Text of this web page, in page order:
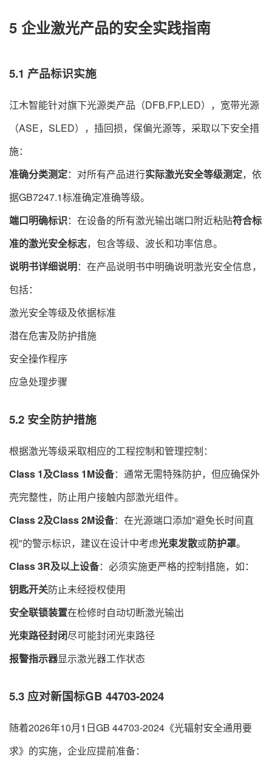
5 企业激光产品的安全实践指南
5.1 产品标识实施
江木智能针对旗下光源类产品（DFB,FP,LED），宽带光源
（ASE，SLED），插回损，保偏光源等，采取以下安全措
施：
准确分类测定：对所有产品进行实际激光安全等级测定，依
据GB7247.1标准确定准确等级。
端口明确标识：在设备的所有激光输出端口附近粘贴符合标
准的激光安全标志，包含等级、波长和功率信息。
说明书详细说明​：在产品说明书中明确说明激光安全信息，
包括：
激光安全等级及依据标准
潜在危害及防护措施
安全操作程序
应急处理步骤
5.2 安全防护措施
根据激光等级采取相应的工程控制和管理控制：
Class 1及Class 1M设备​：通常无需特殊防护，但应确保外
壳完整性，防止用户接触内部激光组件。
Class 2及Class 2M设备​：在光源端口添加"避免长时间直
视"的警示标识，建议在设计中考虑光束发散或防护罩。
Class 3R及以上设备​：必须实施更严格的控制措施，如：
钥匙开关防止未经授权使用
安全联锁装置在检修时自动切断激光输出
光束路径封闭尽可能封闭光束路径
报警指示器显示激光器工作状态
5.3 应对新国标GB 44703-2024
随着2026年10月1日GB 44703-2024《光辐射安全通用要
求》的实施，企业应提前准备：